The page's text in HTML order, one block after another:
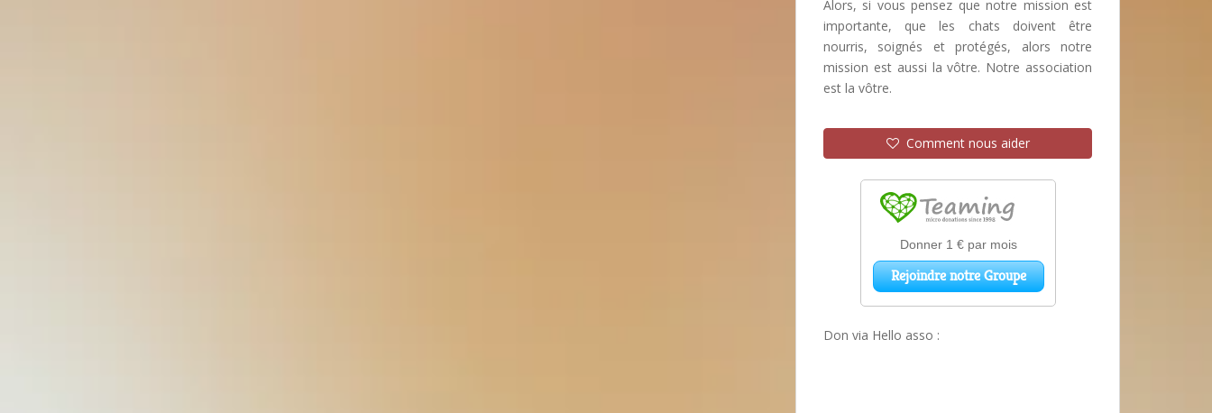
Alors, si vous pensez que notre mission est
importante, que les chats doivent être
nourris, soignés et protégés, alors notre
mission est aussi la vôtre. Notre association
est la vôtre.
Comment nous aider
Don via Hello asso :